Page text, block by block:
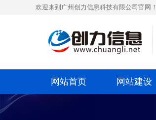
欢迎来到广州创力信息科技有限公司官网！
网站首页 网站建设